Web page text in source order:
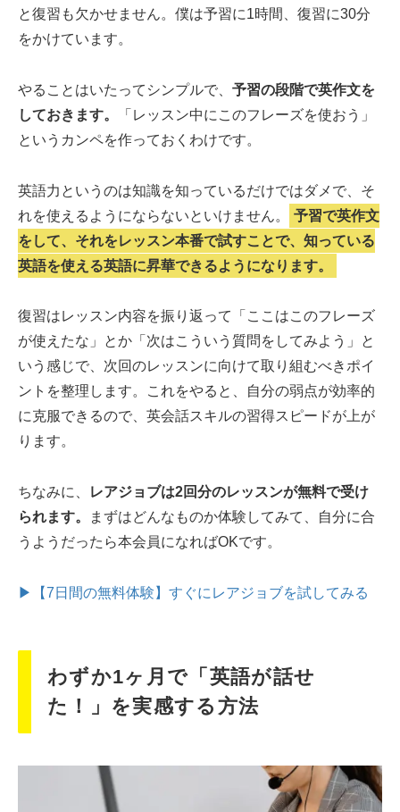
と復習も欠かせません。僕は予習に1時間、復習に30分
をかけています。
やることはいたってシンプルで、 予習の段階で英作文を
しておきます。
「レッスン中にこのフレーズを使おう」
というカンペを作っておくわけです。
英語力というのは知識を知っているだけではダメで、そ
れを使えるようにならないといけません。
予習で英作文
をして、それをレッスン本番で試すことで、知っている
英語を使える英語に昇華できるようになります。
復習はレッスン内容を振り返って「ここはこのフレーズ
が使えたな」とか「次はこういう質問をしてみよう」と
いう感じで、次回のレッスンに向けて取り組むべきポイ
ントを整理します。これをやると、自分の弱点が効率的
に克服できるので、英会話スキルの習得スピードが上が
ります。
ちなみに、
レアジョブは2回分のレッスンが無料で受け
られます。
まずはどんなものか体験してみて、自分に合
うようだったら本会員になればOKです。
▶【7日間の無料体験】すぐにレアジョブを試してみる
わずか1ヶ月で「英語が話せ
た！」を実感する方法